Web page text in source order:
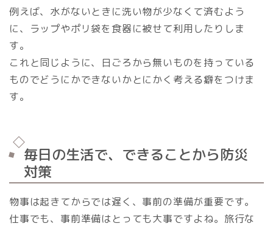
例えば、水がないときに洗い物が少なくて済むよう
に、ラップやポリ袋を食器に被せて利用したりしま
す。
これと同じように、日ごろから無いものを持っている
ものでどうにかできないかとにかく考える癖をつけま
す。
毎日の生活で、できることから防災
対策
物事は起きてからでは遅く、事前の準備が重要です。
仕事でも、事前準備はとっても大事ですよね。旅行な